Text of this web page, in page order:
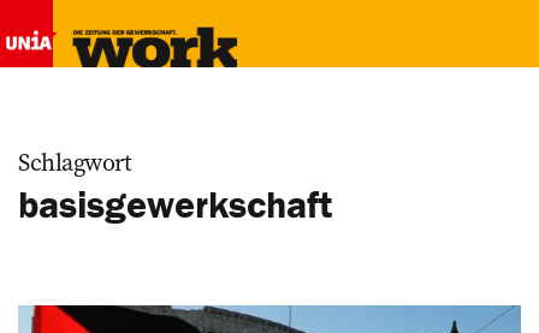
Schlagwort
basisgewerkschaft